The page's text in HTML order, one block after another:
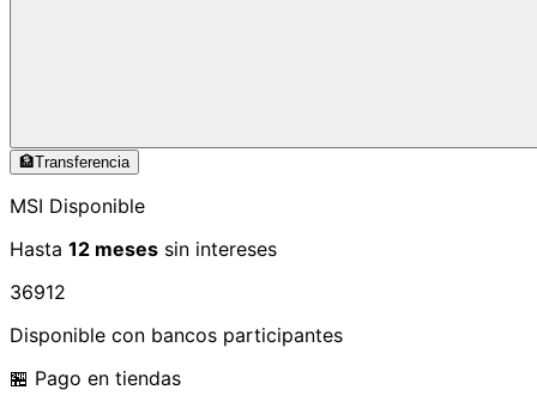
🏦Transferencia
MSI Disponible
Hasta 12 meses sin intereses
36912
Disponible con bancos participantes
🏪 Pago en tiendas